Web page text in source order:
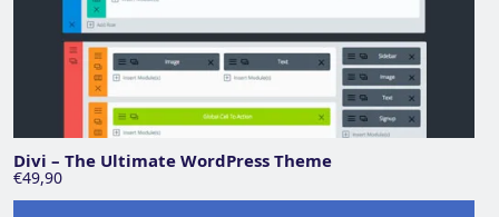
Divi – The Ultimate WordPress Theme
€49,90